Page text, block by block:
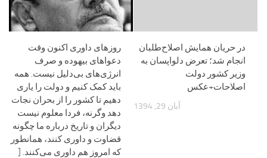
روزهای داوری اکنون وقت
دعواهای بیهوده و صرف
انرژی‌های بی‌دلیل نیست. همه
باید کمک کنیم و دولت را یاری
دهیم تا کشور را از بحران نجات
دهد وگرنه، فردا معلوم نیست
دیگران و تاریخ درباره ما چگونه
قضاوت و داوری کنند، همانطور
که امروز هم داوری می‌کنند. [
در حریان همایش اصلاح‌طلبان
انجام شد؛ تعرض دلواپسان به
وزیر کشور دولت
اصلاحات+عکس
آبان 29, 1394